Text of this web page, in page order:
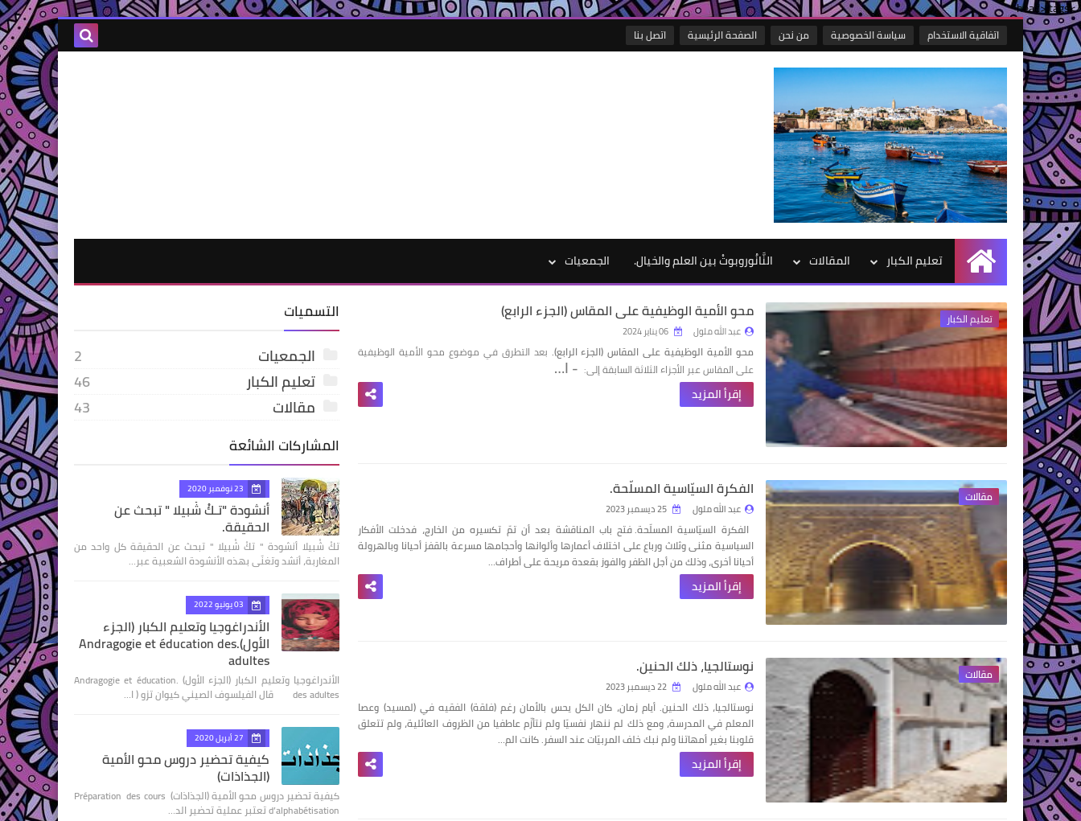
/>head> tags
اتفاقية الاستخدام سياسة الخصوصية من نحن الصفحة الرئيسية اتصل بنا
الرئيسية
تعليم الكبار المقالات النَّانُوروبوتْ بين العلم والخيال. الجمعيات
تعليم الكبار محو الأمية الوظيفية على المقاس (الجزء الرابع)
عبد الله ملول
محو الأمية الوظيفية على المقاس(الجزء الرابع). بعد التطرق في موضوع محو الأمية الوظيفية
على المقاس عبر الأجزاء الثلاثة السابقة إلى: - ا…
إقرأ المزيد
مقالات الفكرة السيّاسية المسلّحة.
عبد الله ملول
الفكرة السيّاسية المسلّحة.فتح باب المناقشة بعد أن تمّ تكسيره من الخارج، فدخلت الأفكار
السياسية مثنى وثلاث ورباع على اختلاف أعمارها وألوانها وأحجامها مسرعة بالقفز أحيانا وبالهرولة
أحيانا أخرى، وذلك من أجل الظفر والفوز بقعدة مريحة على أطراف…
إقرأ المزيد
مقالات نوستالجيا، ذلك الحنين.
عبد الله ملول
نوستالجيا، ذلك الحنين. أيام زمان، كان الكل يحس بالأمان رغم (فلقة) الفقيه في (لمسيد) وعصا
المعلم في المدرسة، ومع ذلك لم ننهار نفسيّا ولم نتأزّم عاطفيا من الظروف العائلية، ولم تتعلق
قلوبنا بغير أمهاتنا ولم نبك خلف المربيّات عند السفر.كانت الم…
إقرأ المزيد
التسميات
الجمعيات
2
تعليم الكبار
46
مقالات
43
المشاركات الشائعة
23 نوفمبر 2020
أنشودة "تـكْ شْبيلا " تبحث عن
الحقيقة.
تكْ شْبيلا أنشودة " تكْ شْبيلا " تبحث عن الحقيقة كل واحد من
المغاربة، أنشد وتغنّى بهذه الأنشودة الشعبية عبر…
03 يونيو 2022
الأندراغوجيا وتعليم الكبار (الجزء
الأول).Andragogie et éducation des
adultes
الأندراغوجيا وتعليم الكبار (الجزء الأول) .Andragogie et éducation
des adultes قال الفيلسوف الصيني كيوان تزو ( ا…
27 أبريل 2020
كيفية تحضير دروس محو الأمية
(الجذاذات)
كيفية تحضير دروس محو الأمية (الجذاذات) Préparation des cours
d’alphabétisation تعتبر عملية تحضير الد…